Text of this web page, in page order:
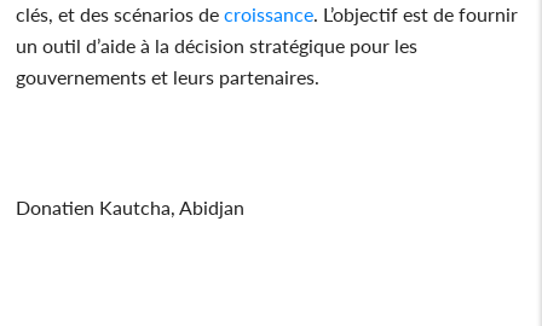
clés, et des scénarios decroissance . L’objectif est de fournir
un outil d’aide à la décision stratégique pour les
gouvernements et leurs partenaires.
Donatien Kautcha, Abidjan